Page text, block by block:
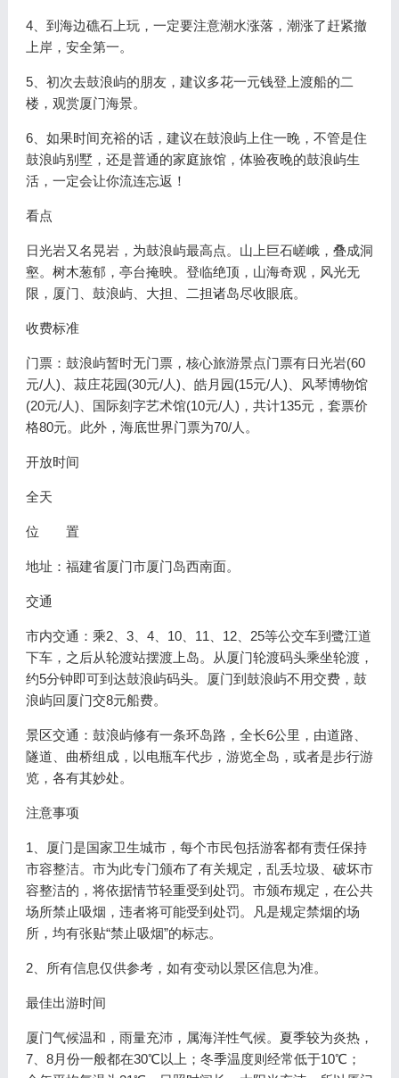
4、到海边礁石上玩，一定要注意潮水涨落，潮涨了赶紧撤
上岸，安全第一。
5、初次去鼓浪屿的朋友，建议多花一元钱登上渡船的二
楼，观赏厦门海景。
6、如果时间充裕的话，建议在鼓浪屿上住一晚，不管是住
鼓浪屿别墅，还是普通的家庭旅馆，体验夜晚的鼓浪屿生
活，一定会让你流连忘返！
看点
日光岩又名晃岩，为鼓浪屿最高点。山上巨石嵯峨，叠成洞
壑。树木葱郁，亭台掩映。登临绝顶，山海奇观，风光无
限，厦门、鼓浪屿、大担、二担诸岛尽收眼底。
收费标准
门票：鼓浪屿暂时无门票，核心旅游景点门票有日光岩(60
元/人)、菽庄花园(30元/人)、皓月园(15元/人)、风琴博物馆
(20元/人)、国际刻字艺术馆(10元/人)，共计135元，套票价
格80元。此外，海底世界门票为70/人。
开放时间
全天
位 置
地址：福建省厦门市厦门岛西南面。
交通
市内交通：乘2、3、4、10、11、12、25等公交车到鹭江道
下车，之后从轮渡站摆渡上岛。从厦门轮渡码头乘坐轮渡，
约5分钟即可到达鼓浪屿码头。厦门到鼓浪屿不用交费，鼓
浪屿回厦门交8元船费。
景区交通：鼓浪屿修有一条环岛路，全长6公里，由道路、
隧道、曲桥组成，以电瓶车代步，游览全岛，或者是步行游
览，各有其妙处。
注意事项
1、厦门是国家卫生城市，每个市民包括游客都有责任保持
市容整洁。市为此专门颁布了有关规定，乱丢垃圾、破坏市
容整洁的，将依据情节轻重受到处罚。市颁布规定，在公共
场所禁止吸烟，违者将可能受到处罚。凡是规定禁烟的场
所，均有张贴“禁止吸烟”的标志。
2、所有信息仅供参考，如有变动以景区信息为准。
最佳出游时间
厦门气候温和，雨量充沛，属海洋性气候。夏季较为炎热，
7、8月份一般都在30℃以上；冬季温度则经常低于10℃；